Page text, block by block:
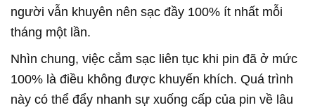
người vẫn khuyên nên sạc đầy 100% ít nhất mỗi
tháng một lần.
Nhìn chung, việc cắm sạc liên tục khi pin đã ở mức
100% là điều không được khuyến khích. Quá trình
này có thể đẩy nhanh sự xuống cấp của pin về lâu